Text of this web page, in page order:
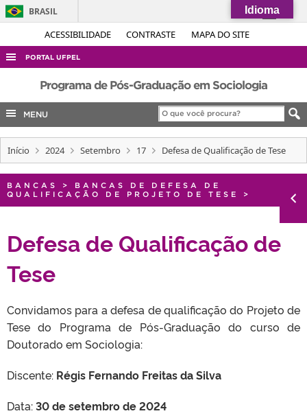
ACESSIBILIDADE CONTRASTE MAPA DO SITE
BRASIL
Simplifique!
Acesso à informação
Legislação
Canais
PORTAL UFPEL
ACESSO À INFORMAÇÃO
AUDITORIA
COBALTO
CONCURSOS
EDITAIS
INTERNACIONAL
PORTARIAS
Programa de Pós-Graduação em Sociologia
MENU
Início 2024 Setembro 17 Defesa de Qualificação de Tese
BANCAS > BANCAS DE DEFESA DE
QUALIFICAÇÃO DE PROJETO DE TESE
>
Defesa de Qualificação de
Tese
Convidamos para a defesa de qualificação do Projeto de
Tese do Programa de Pós-Graduação do curso de
Doutorado em Sociologia:
Discente: Régis Fernando Freitas da Silva
Data:30 de setembro de 2024
Idioma